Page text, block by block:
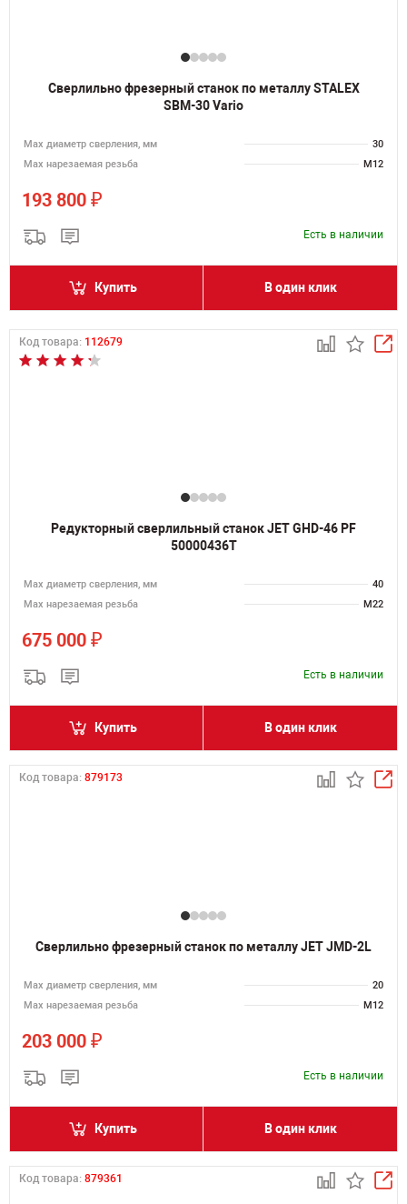
Сверлильно фрезерный станок по металлу STALEX
SBM-30 Vario
Мах диаметр сверления, мм
30
Мах нарезаемая резьба
M12
193 800 ₽
Есть в наличии
Купить В один клик
Код товара: 112679
Редукторный сверлильный станок JET GHD-46 PF
50000436T
Мах диаметр сверления, мм
40
Мах нарезаемая резьба
M22
675 000 ₽
Есть в наличии
Купить В один клик
Код товара: 879173
Сверлильно фрезерный станок по металлу JET JMD-2L
Мах диаметр сверления, мм
20
Мах нарезаемая резьба
M12
203 000 ₽
Есть в наличии
Купить В один клик
Код товара: 879361